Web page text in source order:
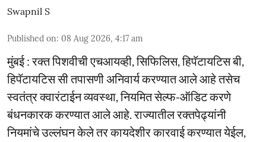
Swapnil S
Published on: 08 Aug 2026, 4:17 am
मुंबई : रक्त पिशवीची एचआयव्ही, सिफिलिस, हिपॅटायटिस बी,
हिपॅटायटिस सी तपासणी अनिवार्य करण्यात आले आहे तसेच
स्वतंत्र क्वारंटाईन व्यवस्था, नियमित सेल्फ-ऑडिट करणे
बंधनकारक करण्यात आले आहे. राज्यातील रक्तपेढ्यांनी
नियमांचे उल्लंघन केले तर कायदेशीर कारवाई करण्यात येईल,